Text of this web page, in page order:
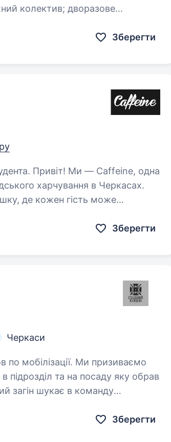
Зберегти
одна
харчування в Черкасах.
де кожен гість може
Зберегти
Черкаси
та на посаду яку обрав
загін шукає в команду
Зберегти